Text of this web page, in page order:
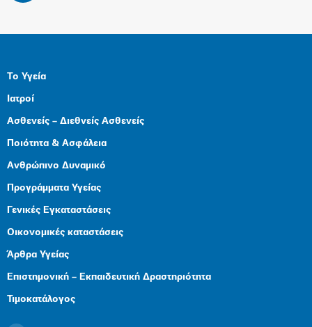
Το Υγεία
Ιατροί
Ασθενείς – Διεθνείς Ασθενείς
Ποιότητα & Ασφάλεια
Ανθρώπινο Δυναμικό
Προγράμματα Υγείας
Γενικές Εγκαταστάσεις
Οικονομικές καταστάσεις
Άρθρα Υγείας
Επιστημονική – Εκπαιδευτική Δραστηριότητα
Τιμοκατάλογος